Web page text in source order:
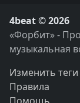
4beat © 2026
«Форбит» -
музыкальная
Изменить
Правила